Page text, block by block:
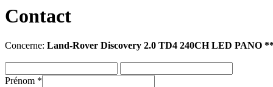
Contact
Concerne: Land-Rover Discovery 2.0 TD4 240CH LED PANO
Prénom *